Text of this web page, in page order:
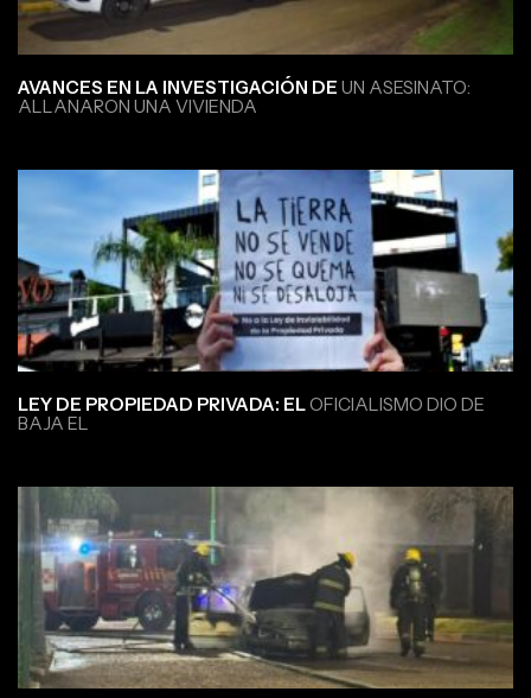
AVANCES EN LA INVESTIGACIÓN DE UN ASESINATO:
ALLANARON UNA VIVIENDA
LEY DE PROPIEDAD PRIVADA: ELOFICIALISMO DIO DE
BAJA EL